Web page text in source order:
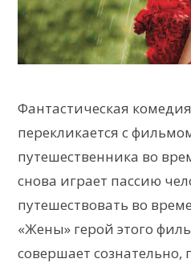
Фантастическая
перекликается с
путешественника во
снова играет пассию
путешествовать во
«Жены» герой этого
совершает сознательно,